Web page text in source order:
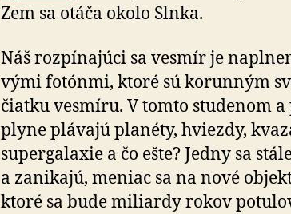
Zem sa otáča okolo Slnka.
Náš rozpínajúci sa vesmír je
vý­mi fotónmi, ktoré sú korunným
čiat­ku vesmíru. V tomto studenom
plyne plávajú planéty, hviezdy,
supergalaxie a čo ešte? Jedny sa
a zanikajú, meniac sa na nové
ktoré sa bude miliardy rokov